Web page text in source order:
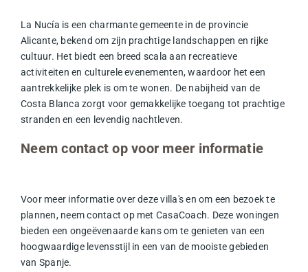
La Nucía is een charmante gemeente in de provincie
Alicante, bekend om zijn prachtige landschappen en rijke
cultuur. Het biedt een breed scala aan recreatieve
activiteiten en culturele evenementen, waardoor het een
aantrekkelijke plek is om te wonen. De nabijheid van de
Costa Blanca zorgt voor gemakkelijke toegang tot prachtige
stranden en een levendig nachtleven.
Neem contact op voor meer informatie
Voor meer informatie over deze villa's en om een bezoek te
plannen, neem contact op met CasaCoach. Deze woningen
bieden een ongeëvenaarde kans om te genieten van een
hoogwaardige levensstijl in een van de mooiste gebieden
van Spanje.